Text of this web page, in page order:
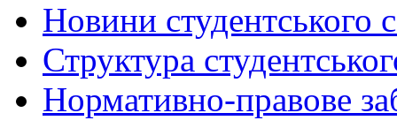
Новини студентського
Структура
Нормативно-правове